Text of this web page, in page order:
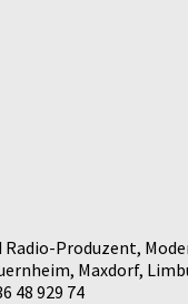
Produzent,
Maxdorf,
48 929 74